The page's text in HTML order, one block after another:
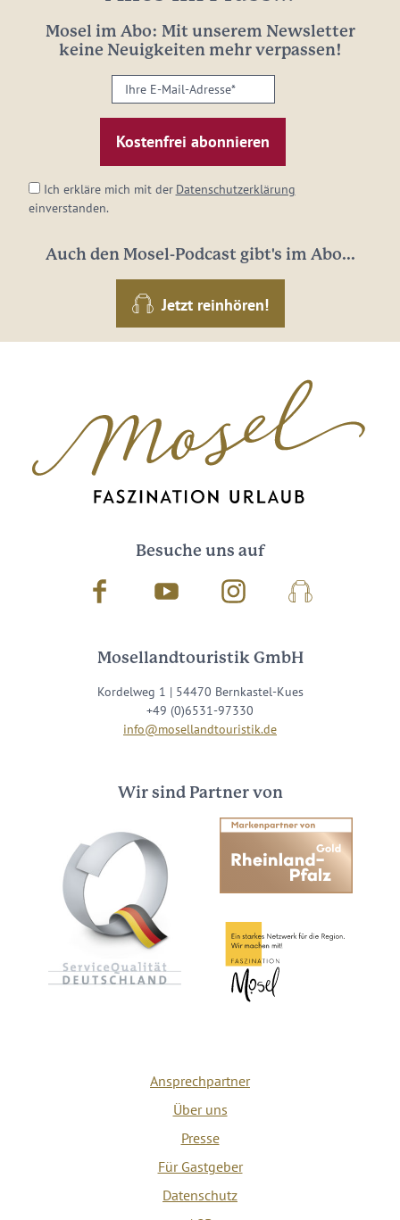
Mosel im Abo: Mit unserem Newsletter
keine Neuigkeiten mehr verpassen!
Ihre
E-
Mail-
Adresse:
Ich erkläre mich mit der Datenschutzerklärung
einverstanden.
Auch den Mosel-Podcast gibt's im Abo...
Jetzt reinhören!
Besuche uns auf
Facebook Youtube InstagramPodcast
Mosellandtouristik GmbH
Kordelweg 1 | 54470 Bernkastel-Kues
+49 (0)6531-97330
info@mosellandtouristik.de
Wir sind Partner von
Ansprechpartner
Über uns
Presse
Für Gastgeber
Datenschutz